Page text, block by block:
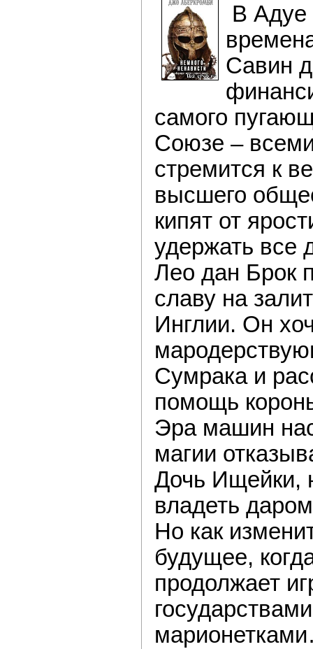
В Адуе
Савин
самого
Союзе –
стремится к
высшего
кипят от
удержать все
Лео дан Брок
славу на
Инглии. Он
Сумрака и
помощь
Эра машин
магии
Дочь Ищейки,
владеть
Но как
будущее,
продолжает